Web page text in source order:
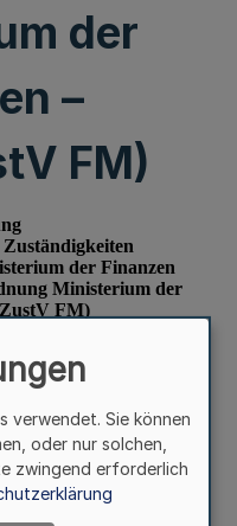
der
–
FM)
verwendet. Sie können
oder nur solchen,
zwingend erforderlich